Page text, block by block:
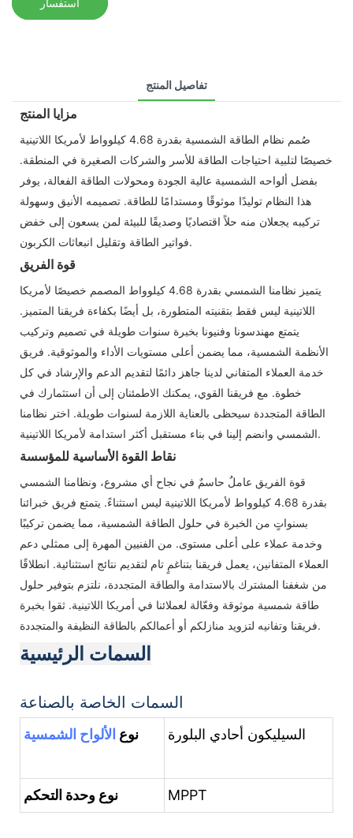
استفسار
تفاصيل المنتج
مزايا المنتج
صُمم نظام الطاقة الشمسية بقدرة 4.68 كيلوواط لأمريكا اللاتينية
خصيصًا لتلبية احتياجات الطاقة للأسر والشركات الصغيرة في المنطقة.
بفضل ألواحه الشمسية عالية الجودة ومحولات الطاقة الفعالة، يوفر
هذا النظام توليدًا موثوقًا ومستدامًا للطاقة. تصميمه الأنيق وسهولة
تركيبه يجعلان منه حلاً اقتصاديًا وصديقًا للبيئة لمن يسعون إلى خفض
فواتير الطاقة وتقليل انبعاثات الكربون.
قوة الفريق
يتميز نظامنا الشمسي بقدرة 4.68 كيلوواط المصمم خصيصًا لأمريكا
اللاتينية ليس فقط بتقنيته المتطورة، بل أيضًا بكفاءة فريقنا المتميز.
يتمتع مهندسونا وفنيونا بخبرة سنوات طويلة في تصميم وتركيب
الأنظمة الشمسية، مما يضمن أعلى مستويات الأداء والموثوقية. فريق
خدمة العملاء المتفاني لدينا جاهز دائمًا لتقديم الدعم والإرشاد في كل
خطوة. مع فريقنا القوي، يمكنك الاطمئنان إلى أن استثمارك في
الطاقة المتجددة سيحظى بالعناية اللازمة لسنوات طويلة. اختر نظامنا
الشمسي وانضم إلينا في بناء مستقبل أكثر استدامة لأمريكا اللاتينية.
نقاط القوة الأساسية للمؤسسة
قوة الفريق عاملٌ حاسمٌ في نجاح أي مشروع، ونظامنا الشمسي
بقدرة 4.68 كيلوواط لأمريكا اللاتينية ليس استثناءً. يتمتع فريق خبرائنا
بسنواتٍ من الخبرة في حلول الطاقة الشمسية، مما يضمن تركيبًا
وخدمة عملاء على أعلى مستوى. من الفنيين المهرة إلى ممثلي دعم
العملاء المتفانين، يعمل فريقنا بتناغمٍ تام لتقديم نتائج استثنائية. انطلاقًا
من شغفنا المشترك بالاستدامة والطاقة المتجددة، نلتزم بتوفير حلول
طاقة شمسية موثوقة وفعّالة لعملائنا في أمريكا اللاتينية. ثقوا بخبرة
فريقنا وتفانيه لتزويد منازلكم أو أعمالكم بالطاقة النظيفة والمتجددة.
السمات الرئيسية
السمات الخاصة بالصناعة
نوع الألواح الشمسية السيليكون أحادي البلورة
نوع وحدة التحكم MPPT